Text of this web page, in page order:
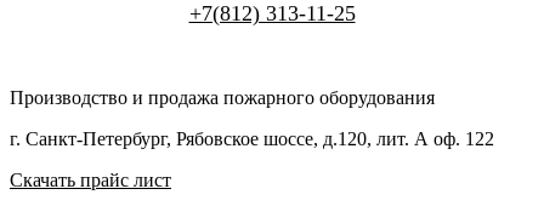
+7(812) 313-11-25
Производство и продажа пожарного оборудования
г. Санкт-Петербург, Рябовское шоссе, д.120, лит. А оф. 122
Скачать прайс лист